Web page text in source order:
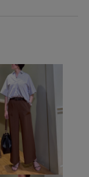
ナー
さらりとした
オーバーサイズ
品 コットン